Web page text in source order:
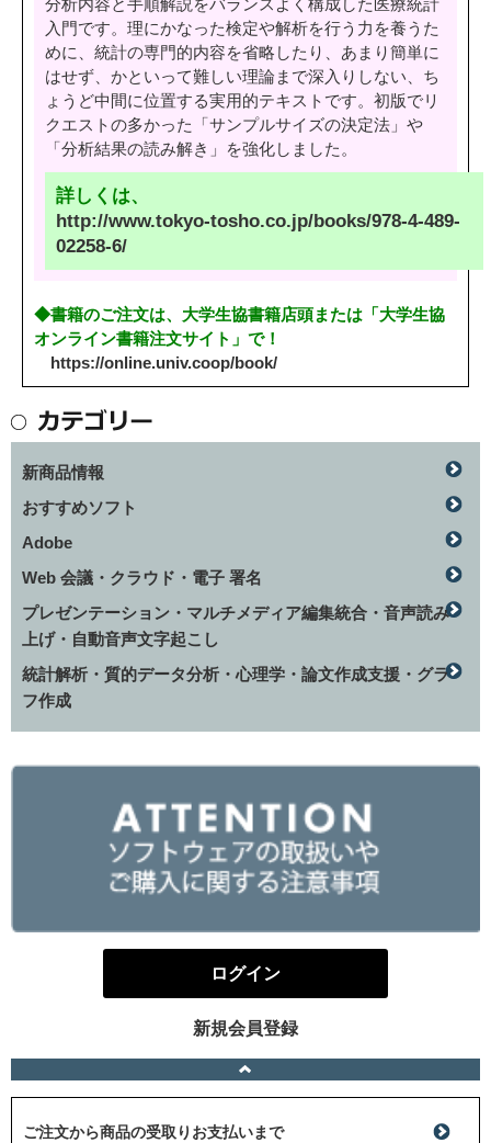
入門です。理にかなった検定や解析を行う力を養うた
めに、統計の専門的内容を省略したり、あまり簡単に
はせず、かといって難しい理論まで深入りしない、ち
ょうど中間に位置する実用的テキストです。初版でリ
クエストの多かった「サンプルサイズの決定法」や
「分析結果の読み解き」を強化しました。
詳しくは、
http://www.tokyo-tosho.co.jp/books/978-4-489-
02258-6/
◆書籍のご注文は、大学生協書籍店頭または「大学生協
オンライン書籍注文サイト」で！
https://online.univ.coop/book/
新商品情報
おすすめソフト
Adobe
Web 会議・クラウド・電子 署名
プレゼンテーション・マルチメディア編集統合・音声読み
上げ・自動音声文字起こし
統計解析・質的データ分析・心理学・論文作成支援・グラ
フ作成
ログイン
新規会員登録
ご注文から商品の受取りお支払いまで